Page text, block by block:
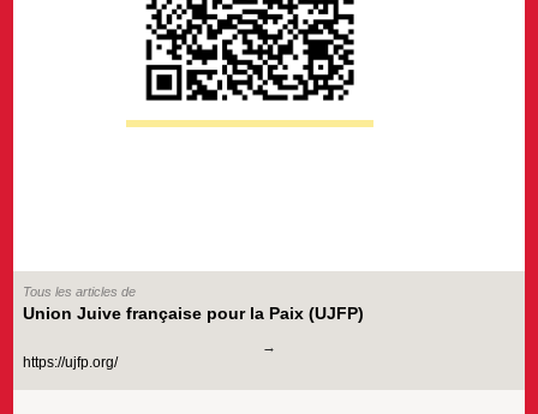
Tous les articles de
Union Juive française pour la Paix (UJFP)
https://ujfp.org/